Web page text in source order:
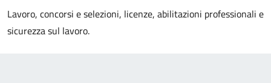
Lavoro, concorsi e selezioni, licenze, abilitazioni professionali e
sicurezza sul lavoro.